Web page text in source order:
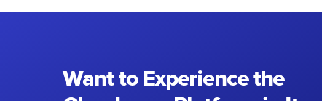
Want to Experience the